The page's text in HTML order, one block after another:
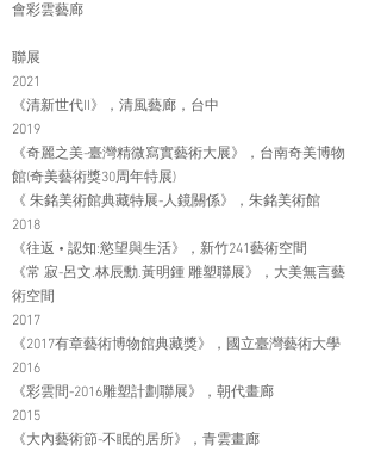
會彩雲藝廊
聯展
2021
《清新世代II》，清風藝廊，台中
2019
《奇麗之美-臺灣精微寫實藝術大展》，台南奇美博物
館(奇美藝術獎30周年特展)
《 朱銘美術館典藏特展-人鏡關係》，朱銘美術館
2018
《往返 • 認知:慾望與生活》，新竹241藝術空間
《常 寂-呂文.林辰勳.黃明鍾 雕塑聯展》，大美無言藝
術空間
2017
《2017有章藝術博物館典藏獎》，國立臺灣藝術大學
2016
《彩雲間-2016雕塑計劃聯展》，朝代畫廊
2015
《大內藝術節-不眠的居所》，青雲畫廊